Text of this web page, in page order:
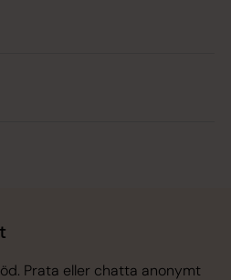
Prata eller chatta anonymt